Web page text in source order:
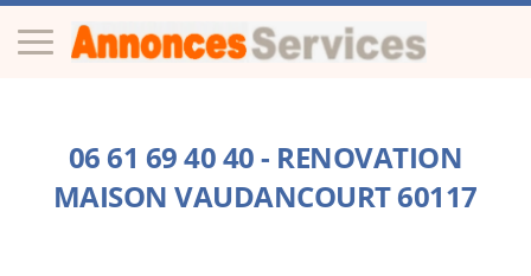
06 61 69 40 40 - RENOVATION
MAISON VAUDANCOURT 60117